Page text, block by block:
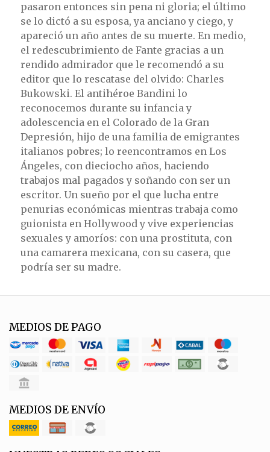
pasaron entonces sin pena ni gloria; el último
se lo dictó a su esposa, ya anciano y ciego, y
apareció un año antes de su muerte. En medio,
el redescubrimiento de Fante gracias a un
rendido admirador que le recomendó a su
editor que lo rescatase del olvido: Charles
Bukowski. El antihéroe Bandini lo
reconocemos durante su infancia y
adolescencia en el Colorado de la Gran
Depresión, hijo de una familia de emigrantes
italianos pobres; lo reencontramos en Los
Ángeles, con dieciocho años, haciendo
trabajos mal pagados y soñando con ser un
escritor. Un sueño por el que lucha entre
penurias económicas mientras trabaja como
guionista en Hollywood y vive experiencias
sexuales y amoríos: con una prostituta, con
una camarera mexicana, con su casera, que
podría ser su madre.
MEDIOS DE PAGO
MEDIOS DE ENVÍO